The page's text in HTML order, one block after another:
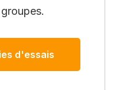
d'essais